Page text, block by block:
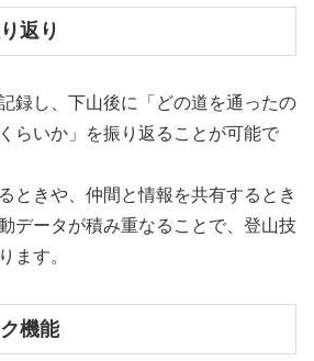
返り
録し、下山後に「どの道を通ったの
らいか」を振り返ることが可能で
ときや、仲間と情報を共有するとき
データが積み重なることで、登山技
ます。
機能